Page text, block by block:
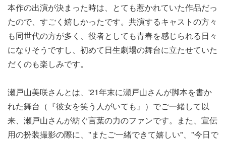
本作の出演が決まった時は、とても惹かれていた作品だっ
たので、すごく嬉しかったです。共演するキャストの方々
も同世代の方が多く、役者としても青春を感じられる日々
になりそうですし、初めて日生劇場の舞台に立たせていた
だくのも楽しみです。
瀬戸山美咲さんとは、'21年末に瀬戸山さんが脚本を書か
れた舞台（『彼女を笑う人がいても』）でご一緒して以
来、瀬戸山さんが紡ぐ言葉の力のファンです。また、宣伝
用の扮装撮影の際に、"またご一緒できて嬉しい"、"今日で